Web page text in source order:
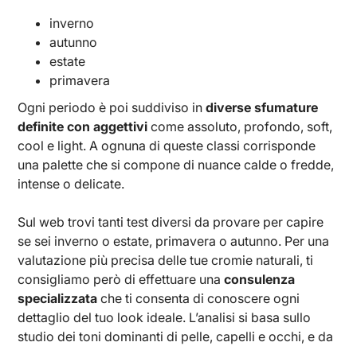
inverno
autunno
estate
primavera
Ogni periodo è poi suddiviso indiverse sfumature
definite con aggettivi come assoluto, profondo, soft,
cool e light. A ognuna di queste classi corrisponde
una palette che si compone di nuance calde o fredde,
intense o delicate.
Sul web trovi tanti test diversi da provare per capire
se sei inverno o estate, primavera o autunno. Per una
valutazione più precisa delle tue cromie naturali, ti
consigliamo però di effettuare unaconsulenza
specializzata che ti consenta di conoscere ogni
dettaglio del tuo look ideale. L’analisi si basa sullo
studio dei toni dominanti di pelle, capelli e occhi, e da